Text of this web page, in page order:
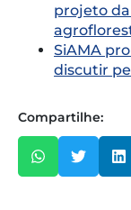
projeto
SiAMA
discutir
Compartilhe: